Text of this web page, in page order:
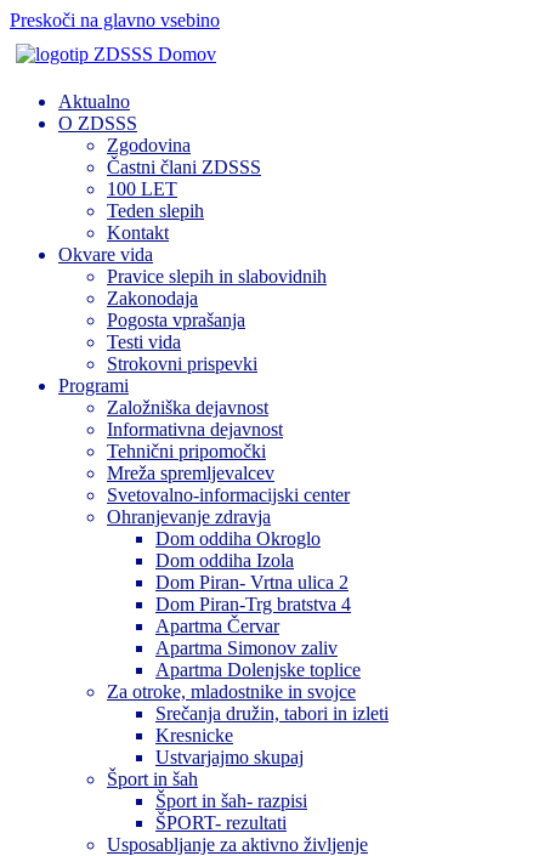
Preskoči na glavno vsebino
Domov
Aktualno
O ZDSSS
Zgodovina
Častni člani ZDSSS
100 LET
Teden slepih
Kontakt
Okvare vida
Pravice slepih in slabovidnih
Zakonodaja
Pogosta vprašanja
Testi vida
Strokovni prispevki
Programi
Založniška dejavnost
Informativna dejavnost
Tehnični pripomočki
Mreža spremljevalcev
Svetovalno-informacijski center
Ohranjevanje zdravja
Dom oddiha Okroglo
Dom oddiha Izola
Dom Piran- Vrtna ulica 2
Dom Piran-Trg bratstva 4
Apartma Červar
Apartma Simonov zaliv
Apartma Dolenjske toplice
Za otroke, mladostnike in svojce
Srečanja družin, tabori in izleti
Kresnicke
Ustvarjajmo skupaj
Šport in šah
Šport in šah- razpisi
ŠPORT- rezultati
Usposabljanje za aktivno življenje